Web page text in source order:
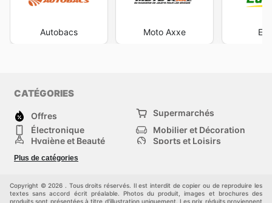
Autobacs Moto Axxe
CATÉGORIES
Offres
Supermarchés
Électronique
Mobilier et Décoration
Hygiène et Beauté
Sports et Loisirs
Mode
Animalerie
maison
Plus de catégories
Copyright © 2026 . Tous droits réservés. Il est interdit de copier ou de reproduire les
textes sans accord écrit préalable. Photos du produit, images et brochures des
produits sont présentées à titre d'illustration uniquement. Les prix réduits proviennent